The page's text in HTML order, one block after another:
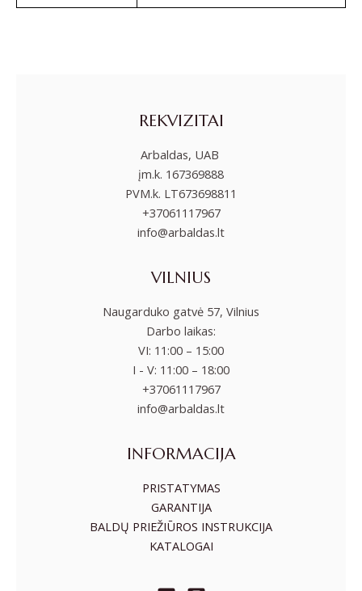
REKVIZITAI
Arbaldas, UAB
įm.k. 167369888
PVM.k. LT673698811
+37061117967
info@arbaldas.lt
VILNIUS
Naugarduko gatvė 57, Vilnius
Darbo laikas:
VI: 11:00 – 15:00
I - V: 11:00 – 18:00
+37061117967
info@arbaldas.lt
INFORMACIJA
PRISTATYMAS
GARANTIJA
BALDŲ PRIEŽIŪROS INSTRUKCIJA
KATALOGAI